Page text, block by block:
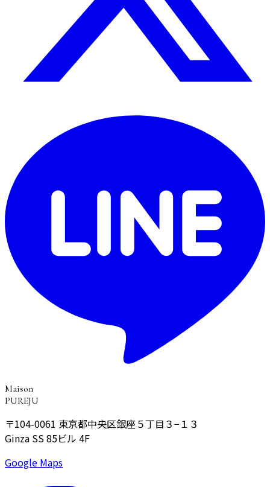
Maison
PUREJU
〒104-0061 東京都中央区銀座５丁目３−１３
Ginza SS 85ビル 4F
Google Maps